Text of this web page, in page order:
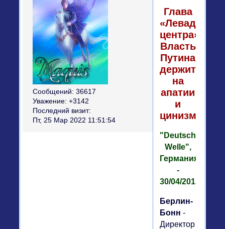
Сообщений: 36617
Уважение: +3142
Последний визит:
Пт, 25 Мар 2022 11:51:54
Глава
«Левада-
центра»:
Власть
Путина
держится
на
апатии
и
цинизме
"Deutsche
Welle",
Германия
-
30/04/2013
Берлин-
Бонн -
Директор